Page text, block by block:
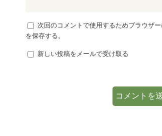
次回のコメントで使用するためブラウザ
を保存する。
新しい投稿をメールで受け取る